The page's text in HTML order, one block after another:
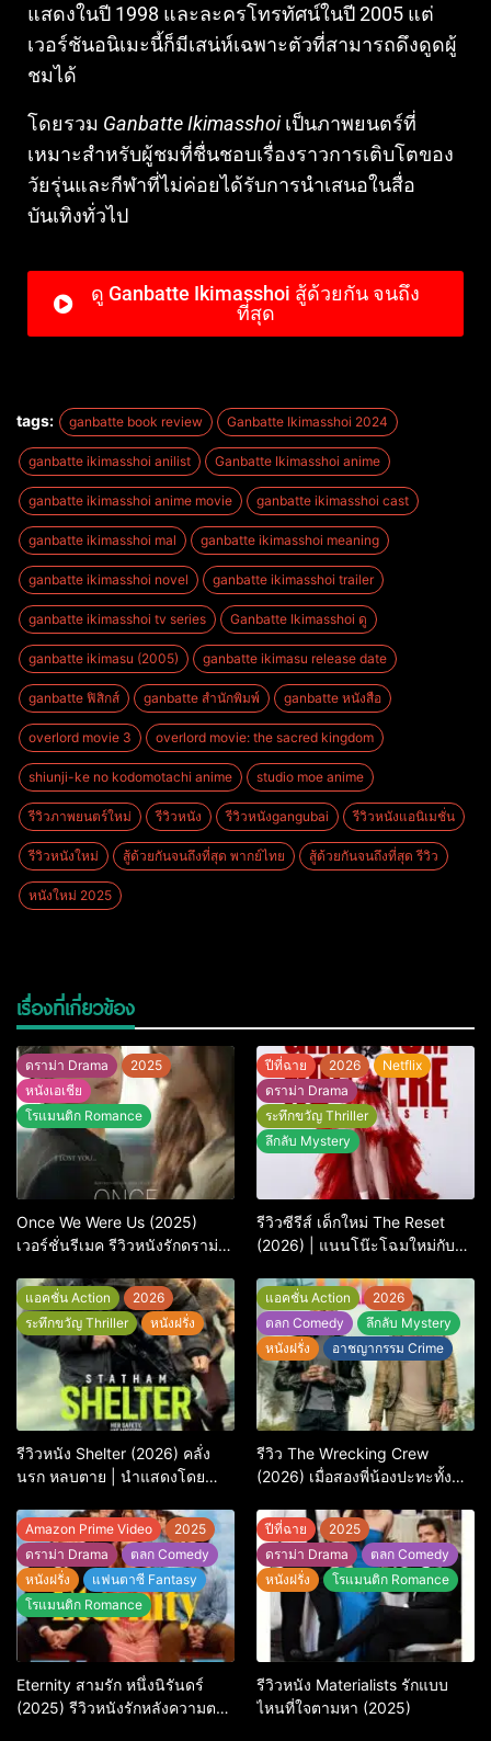
แสดงในปี 1998 และละครโทรทัศน์ในปี 2005 แต่
เวอร์ชันอนิเมะนี้ก็มีเสน่ห์เฉพาะตัวที่สามารถดึงดูดผู้
ชมได้
โดยรวม Ganbatte Ikimasshoiเป็นภาพยนตร์ที่
เหมาะสำหรับผู้ชมที่ชื่นชอบเรื่องราวการเติบโตของ
วัยรุ่นและกีฬาที่ไม่ค่อยได้รับการนำเสนอในสื่อ
บันเทิงทั่วไป
ดู Ganbatte Ikimasshoi สู้ด้วยกัน จนถึง
ที่สุด
tags: ganbatte book review Ganbatte Ikimasshoi 2024
ganbatte ikimasshoi anilist Ganbatte Ikimasshoi anime
ganbatte ikimasshoi anime movie ganbatte ikimasshoi cast
ganbatte ikimasshoi mal ganbatte ikimasshoi meaning
ganbatte ikimasshoi novel ganbatte ikimasshoi trailer
ganbatte ikimasshoi tv series Ganbatte Ikimasshoi ดู
ganbatte ikimasu (2005) ganbatte ikimasu release date
ganbatte ฟิสิกส์ ganbatte สํานักพิมพ์ ganbatte หนังสือ
overlord movie 3 overlord movie: the sacred kingdom
shiunji-ke no kodomotachi anime studio moe anime
รีวิวภาพยนตร์ใหม่ รีวิวหนัง รีวิวหนังgangubai รีวิวหนังแอนิเมชั่น
รีวิวหนังใหม่ สู้ด้วยกันจนถึงที่สุด พากย์ไทย สู้ด้วยกันจนถึงที่สุด รีวิว
หนังใหม่ 2025
เรื่องที่เกี่ยวข้อง
ดราม่า Drama
2025
หนังเอเชีย
โรแมนติก Romance
Once We Were Us (2025)
เวอร์ชั่นรีเมค รีวิวหนังรักดราม่า
ปีที่ฉาย 2026
Netflix
ดราม่า Drama
ระทึกขวัญ Thriller
ลึกลับ Mystery
รีวิวซีรีส์ เด็กใหม่ The Reset
(2026) | แนนโน๊ะโฉมใหม่กับ
แอคชั่น Action
2026
ระทึกขวัญ Thriller
หนังฝรั่ง
รีวิวหนัง Shelter (2026) คลั่ง
นรก หลบตาย | นำแสดงโดย
แอคชั่น Action
2026
ตลก Comedy
ลึกลับ Mystery
หนังฝรั่ง
อาชญากรรม Crime
รีวิว The Wrecking Crew
(2026) เมื่อสองพี่น้องปะทะทั้ง
สุดบู๊
Amazon Prime Video
2025
ดราม่า Drama
ตลก Comedy
หนังฝรั่ง
แฟนตาซี Fantasy
โรแมนติก Romance
Eternity สามรัก หนึ่งนิรันดร์
(2025) รีวิวหนังรักหลังความตาย
ปีที่ฉาย
2025
ดราม่า Drama
ตลก Comedy
หนังฝรั่ง
โรแมนติก Romance
รีวิวหนัง Materialists รักแบบ
ไหนที่ใจตามหา (2025)